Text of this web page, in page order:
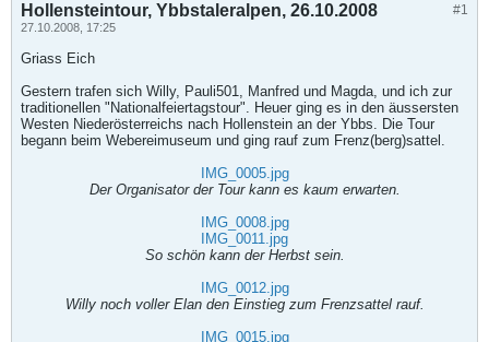
#1
Hollensteintour, Ybbstaleralpen, 26.10.2008
27.10.2008, 17:25
Griass Eich
Gestern trafen sich Willy, Pauli501, Manfred und Magda, und ich zur
traditionellen "Nationalfeiertagstour". Heuer ging es in den äussersten
Westen Niederösterreichs nach Hollenstein an der Ybbs. Die Tour
begann beim Webereimuseum und ging rauf zum Frenz(berg)sattel.
IMG_0005.jpg
Der Organisator der Tour kann es kaum erwarten.
IMG_0008.jpg
IMG_0011.jpg
So schön kann der Herbst sein.
IMG_0012.jpg
Willy noch voller Elan den Einstieg zum Frenzsattel rauf.
IMG_0015.jpg